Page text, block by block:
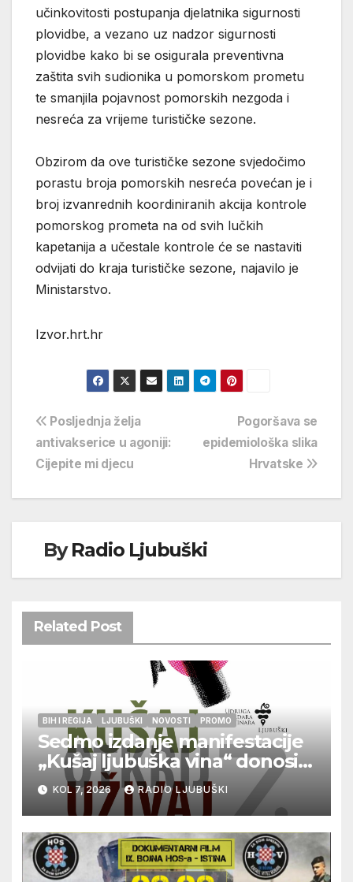
učinkovitosti postupanja djelatnika sigurnosti
plovidbe, a vezano uz nadzor sigurnosti
plovidbe kako bi se osigurala preventivna
zaštita svih sudionika u pomorskom prometu
te smanjila pojavnost pomorskih nezgoda i
nesreća za vrijeme turističke sezone.
Obzirom da ove turističke sezone svjedočimo
porastu broja pomorskih nesreća povećan je i
broj izvanrednih koordiniranih akcija kontrole
pomorskog prometa na od svih lučkih
kapetanija a učestale kontrole će se nastaviti
odvijati do kraja turističke sezone, najavilo je
Ministarstvo.
Izvor.hrt.hr
Navigacija
objava
Pogoršava se
epidemiološka slika
Hrvatske
Posljednja želja
antivakserice u agoniji:
Cijepite mi djecu
ByRadio Ljubuški
Related Post
BIH I REGIJA LJUBUŠKI NOVOSTI PROMO
Sedmo izdanje manifestacije
„Kušaj ljubuška vina“ donosi
vrhunska vina, gastronomiju i
glazbu
KOL 7, 2026 RADIO LJUBUŠKI